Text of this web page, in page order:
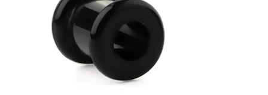
Bodymod Moments